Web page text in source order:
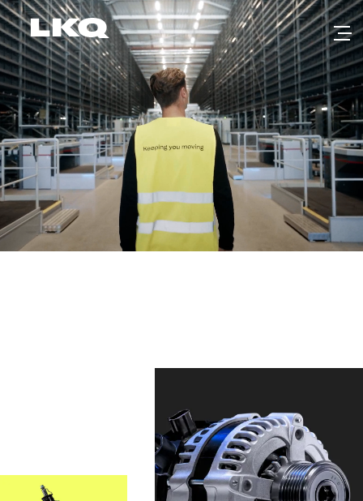
Skip to main content